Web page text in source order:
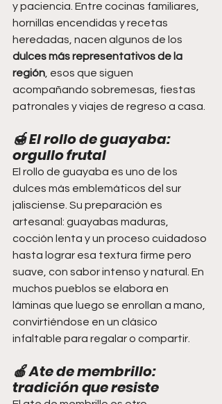
y paciencia. Entre cocinas familiares,
hornillas encendidas y recetas
heredadas, nacen algunos de los
dulces más representativos de la
región , esos que siguen
acompañando sobremesas, fiestas
patronales y viajes de regreso a casa.
🍯 El rollo de guayaba:
orgullo frutal
El rollo de guayaba es uno de los
dulces más emblemáticos del sur
jalisciense. Su preparación es
artesanal: guayabas maduras,
cocción lenta y un proceso cuidadoso
hasta lograr esa textura firme pero
suave, con sabor intenso y natural. En
muchos pueblos se elabora en
láminas que luego se enrollan a mano,
convirtiéndose en un clásico
infaltable para regalar o compartir.
🍎 Ate de membrillo:
tradición que resiste